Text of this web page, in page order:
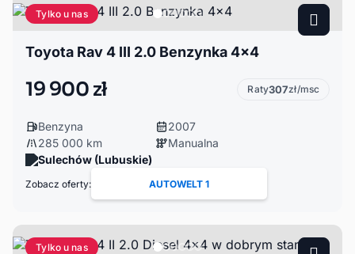
Tylko u nas
Toyota Rav 4 III 2.0 Benzynka 4x4
19 900 zł Raty307zł/msc
Benzyna
2007
285 000 km
Manualna
Sulechów (Lubuskie)
Zobacz oferty: AUTOWELT 1
Tylko u nas